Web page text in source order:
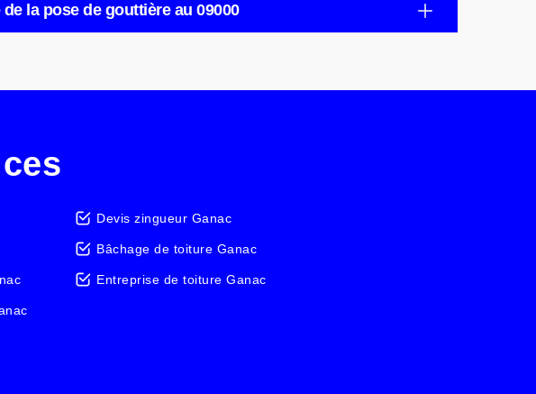
la pose de gouttière au 09000
Devis zingueur Ganac
Bâchage de toiture Ganac
Entreprise de toiture Ganac